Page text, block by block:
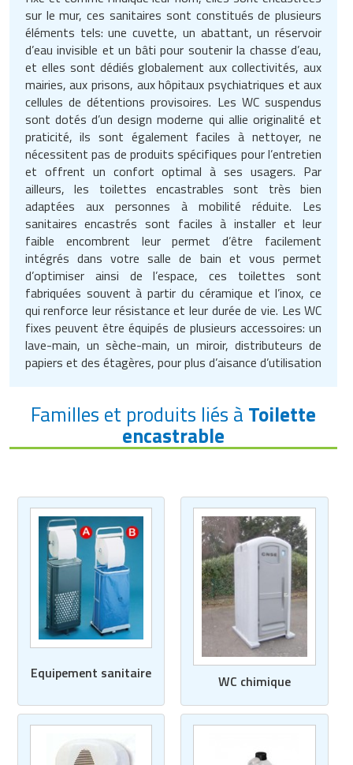
sur le mur, ces sanitaires sont constitués de plusieurs
éléments tels: une cuvette, un abattant, un réservoir
d’eau invisible et un bâti pour soutenir la chasse d’eau,
et elles sont dédiés globalement aux collectivités, aux
mairies, aux prisons, aux hôpitaux psychiatriques et aux
cellules de détentions provisoires. Les WC suspendus
sont dotés d’un design moderne qui allie originalité et
praticité, ils sont également faciles à nettoyer, ne
nécessitent pas de produits spécifiques pour l’entretien
et offrent un confort optimal à ses usagers. Par
ailleurs, les toilettes encastrables sont très bien
adaptées aux personnes à mobilité réduite. Les
sanitaires encastrés sont faciles à installer et leur
faible encombrent leur permet d’être facilement
intégrés dans votre salle de bain et vous permet
d’optimiser ainsi de l’espace, ces toilettes sont
fabriquées souvent à partir du céramique et l’inox, ce
qui renforce leur résistance et leur durée de vie. Les WC
fixes peuvent être équipés de plusieurs accessoires: un
lave-main, un sèche-main, un miroir, distributeurs de
papiers et des étagères, pour plus d’aisance d’utilisation
Familles et produits liés à Toilette
encastrable
Equipement sanitaire WC chimique